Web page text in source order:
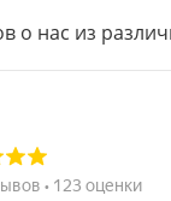
о нас из